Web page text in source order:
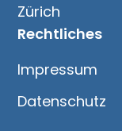
Zürich
Rechtliches
Impressum
Datenschutz